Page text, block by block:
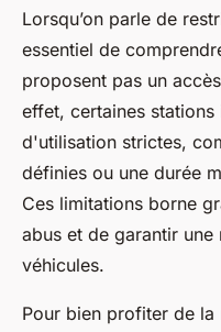
Lorsqu’on parle de
essentiel de
proposent pas un
effet, certaines
d'utilisation strictes,
définies ou une durée
Ces limitations borne
abus et de garantir
véhicules.
Pour bien profiter de